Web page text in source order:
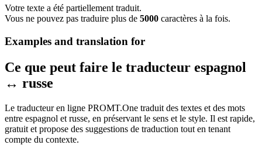
Votre texte a été partiellement traduit.
Vous ne pouvez pas traduire plus de 5000 caractères à la fois.
Examples and translation for
Ce que peut faire le traducteur espagnol
↔ russe
Le traducteur en ligne PROMT.One traduit des textes et des mots
entre espagnol et russe, en préservant le sens et le style. Il est rapide,
gratuit et propose des suggestions de traduction tout en tenant
compte du contexte.